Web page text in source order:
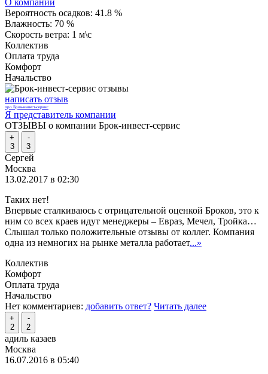
Вероятность осадков: 41.8 %
Влажность: 70 %
Скорость ветра: 1 м\с
Коллектив
Оплата труда
Комфорт
Начальство
написать отзыв
про Брок-инвест-сервис
Я представитель компании
ОТЗЫВЫ о компании Брок-инвест-сервис
+
3
-
3
Сергей
Москва
13.02.2017 в 02:30
Таких нет!
Впервые сталкиваюсь с отрицательной оценкой Броков, это к
ним со всех краев идут менеджеры – Евраз, Мечел, Тройка…
Слышал только положительные отзывы от коллег. Компания
одна из немногих на рынке металла работает...»
Коллектив
Комфорт
Оплата труда
Начальство
Нет комментариев: добавить ответ? Читать далее
+
2
-
2
адиль казаев
Москва
16.07.2016 в 05:40